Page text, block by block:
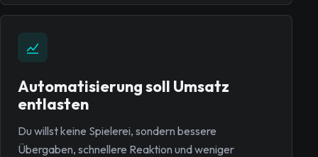
Automatisierung soll Umsatz
entlasten
Du willst keine Spielerei, sondern bessere
Übergaben, schnellere Reaktion und weniger